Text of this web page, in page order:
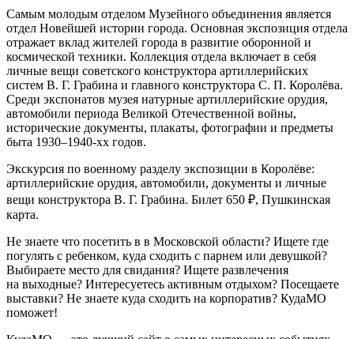
Самым молодым отделом Музейного объединения является
отдел Новейшей истории города. Основная экспозиция отдела
отражает вклад жителей города в развитие оборонной и
космической техники. Коллекция отдела включает в себя
личные вещи советского конструктора артиллерийских
систем В. Г. Грабина и главного конструктора С. П. Королёва.
Среди экспонатов музея натурные артиллерийские орудия,
автомобили периода Великой Отечественной войны,
исторические документы, плакаты, фотографии и предметы
быта 1930–1940-хх годов.
Экскурсия по военному разделу экспозиции в Королёве:
артиллерийские орудия, автомобили, документы и личные
вещи конструктора В. Г. Грабина. Билет 650 ₽, Пушкинская
карта.
Не знаете что посетить в в Московской области? Ищете где
погулять с ребенком, куда сходить с парнем или девушкой?
Выбираете место для свидания? Ищете развлечения
на выходные? Интересуетесь активным отдыхом? Посещаете
выставки? Не знаете куда сходить на корпоратив? КудаМО
поможет!